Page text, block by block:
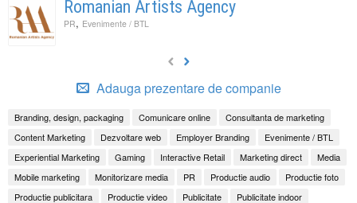
Romanian Artists Agency
PR, Evenimente / BTL
Adauga prezentare de companie
Branding, design, packaging Comunicare online
Consultanta de marketing
Content Marketing
Dezvoltare web Employer Branding
Evenimente / BTL
Experiential Marketing
Gaming Interactive Retail Marketing direct
Media
Mobile marketing
Monitorizare media PR Productie audio
Productie foto
Productie publicitara
Productie video Publicitate Publicitate indoor